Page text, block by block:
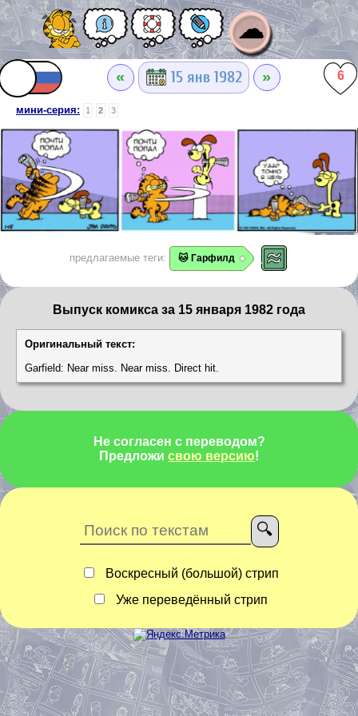
☁
« 15 янв 1982 » 6
мини-серия: 1 2 3
предлагаемые теги: 🐱 Гарфилд
Выпуск комикса за 15 января 1982 года
Оригинальный текст:
Garfield: Near miss. Near miss. Direct hit.
Не согласен с переводом?
Предложи свою версию!
Воскресный (большой) стрип
Уже переведённый стрип